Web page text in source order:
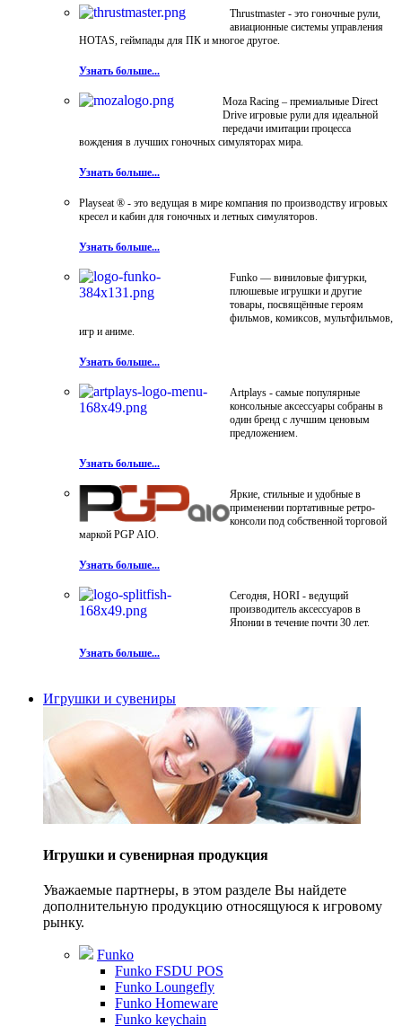
Thrustmaster - это гоночные рули,
авиационные системы управления
HOTAS, геймпады для ПК и многое другое.
Узнать больше...
Moza Racing – премиальные Direct
Drive игровые рули для идеальной
передачи имитации процесса
вождения в лучших гоночных симуляторах мира.
Узнать больше...
Playseat ® - это ведущая в мире компания по производству игровых
кресел и кабин для гоночных и летных симуляторов.
Узнать больше...
Funko — виниловые фигурки,
плюшевые игрушки и другие
товары, посвящённые героям
фильмов, комиксов, мультфильмов,
игр и аниме.
Узнать больше...
Artplays - самые популярные
консольные аксессуары собраны в
один бренд с лучшим ценовым
предложением.
Узнать больше...
Яркие, стильные и удобные в
применении портативные ретро-
консоли под собственной торговой
маркой PGP AIO.
Узнать больше...
Сегодня, HORI - ведущий
производитель аксессуаров в
Японии в течение почти 30 лет.
Узнать больше...
Игрушки и сувениры
Игрушки и сувенирная продукция
Уважаемые партнеры, в этом разделе Вы найдете
дополнительную продукцию относящуюся к игровому
рынку.
Funko
Funko FSDU POS
Funko Loungefly
Funko Homeware
Funko keychain